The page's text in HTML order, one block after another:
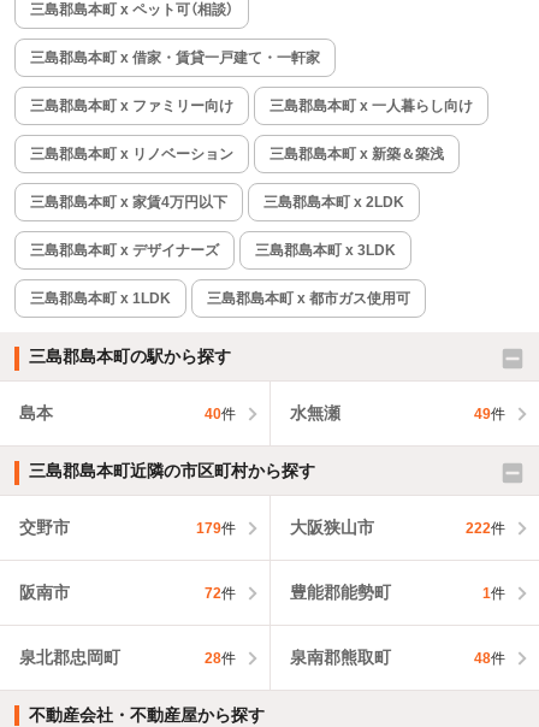
三島郡島本町 x ペット可（相談）
三島郡島本町 x 借家・賃貸一戸建て・一軒家
三島郡島本町 x ファミリー向け 三島郡島本町 x 一人暮らし向け
三島郡島本町 x リノベーション 三島郡島本町 x 新築＆築浅
三島郡島本町 x 家賃4万円以下 三島郡島本町 x 2LDK
三島郡島本町 x デザイナーズ 三島郡島本町 x 3LDK
三島郡島本町 x 1LDK 三島郡島本町 x 都市ガス使用可
三島郡島本町の駅から探す
島本 40件 水無瀬 49件
三島郡島本町近隣の市区町村から探す
交野市 179件 大阪狭山市 222件
阪南市 72件 豊能郡能勢町 1件
泉北郡忠岡町 28件 泉南郡熊取町 48件
不動産会社・不動産屋から探す